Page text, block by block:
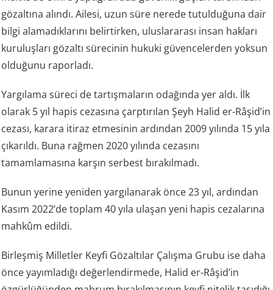
gözaltına alındı. Ailesi, uzun süre nerede tutulduğuna dair
bilgi alamadıklarını belirtirken, uluslararası insan hakları
kuruluşları gözaltı sürecinin hukuki güvencelerden yoksun
olduğunu raporladı.
Yargılama süreci de tartışmaların odağında yer aldı. İlk
olarak 5 yıl hapis cezasına çarptırılan Şeyh Halid er-Râşid’in
cezası, karara itiraz etmesinin ardından 2009 yılında 15 yıla
çıkarıldı. Buna rağmen 2020 yılında cezasını
tamamlamasına karşın serbest bırakılmadı.
Bunun yerine yeniden yargılanarak önce 23 yıl, ardından
Kasım 2022’de toplam 40 yıla ulaşan yeni hapis cezalarına
mahkûm edildi.
Birleşmiş Milletler Keyfi Gözaltılar Çalışma Grubu ise daha
önce yayımladığı değerlendirmede, Halid er-Râşid’in